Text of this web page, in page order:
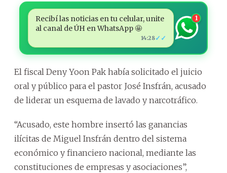
Recibí las noticias en tu celular, unite
al canal de ÚH en WhatsApp 🤩
14:28✓✓
1
El fiscal Deny Yoon Pak había solicitado el juicio
oral y público para el pastor José Insfrán, acusado
de liderar un esquema de lavado y narcotráfico.
“Acusado, este hombre insertó las ganancias
ilícitas de Miguel Insfrán dentro del sistema
económico y financiero nacional, mediante las
constituciones de empresas y asociaciones”,